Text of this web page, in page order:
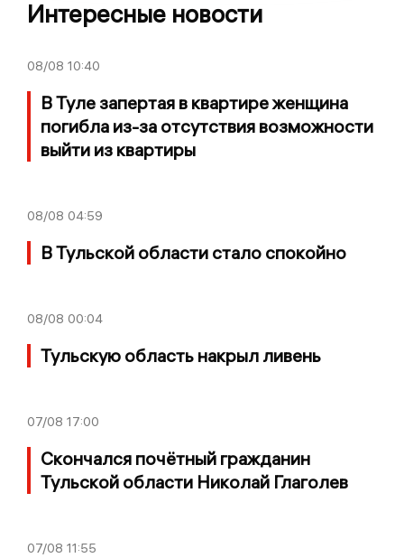
Интересные новости
08/08 10:40
В Туле запертая в квартире женщина
погибла из-за отсутствия возможности
выйти из квартиры
08/08 04:59
В Тульской области стало спокойно
08/08 00:04
Тульскую область накрыл ливень
07/08 17:00
Скончался почётный гражданин
Тульской области Николай Глаголев
07/08 11:55